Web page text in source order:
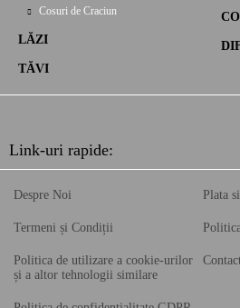
Cosuri de Craciun
LĂZI
TĂVI
Link-uri rapide:
Despre Noi
Termeni și Condiții
Politica de utilizare a cookie-urilor
și a altor tehnologii similare
Plata